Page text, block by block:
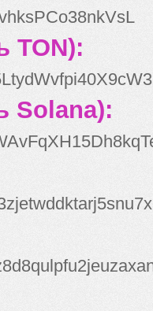
TON):
Solana):